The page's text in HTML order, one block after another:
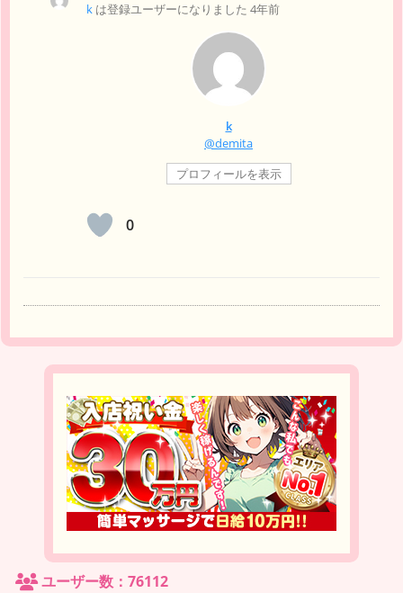
k は登録ユーザーになりました 4年前
k
@demita
プロフィールを表示
0
ユーザー数：76112